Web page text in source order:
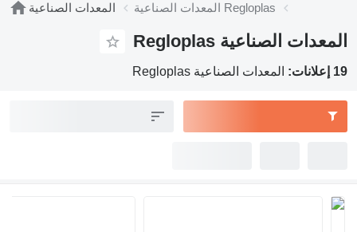
المعدات الصناعية المعدات الصناعية Regloplas
المعدات الصناعية Regloplas
19 إعلانات: المعدات الصناعية Regloplas